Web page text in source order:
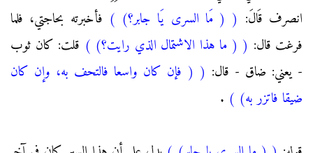
انصرف قَالَ: ( ( مَا السرى يَا جابر؟) ) فأخبرته بحاجتي، فلما
فرغت قال: ( ( ما هذا الاشتمال الذي رايت؟) ) قلت: كان ثوب
- يعني: ضاق - قال: ( ( فإن كان واسعا فالتحف به، وإن كان
ضيقا فاتزر به) )
.